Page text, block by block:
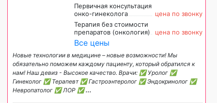
Первичная консультация
онко-гинеколога
цена по звонку
Терапия без стоимости
препаратов (онкология)
цена по звонку
Все цены
Новые технологии в медицине – новые возможности! Мы
обязательно поможем каждому пациенту, который обратился к
нам! Наш девиз - Высокое качество. Врачи: ✅ Уролог ✅
Гинеколог ✅ Терапевт ✅ Гастроэнтеролог ✅ Эндокринолог ✅
Невропатолог ✅ ЛОР ✅...